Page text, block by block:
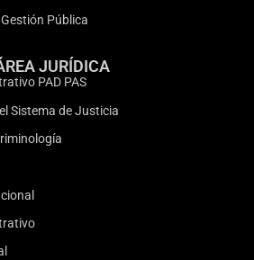
Pública
JURÍDICA
PAD PAS
Sistema de Justicia